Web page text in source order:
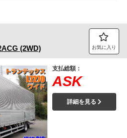
(2WD) お気に入り
支払総額：
ASK
詳細を見る